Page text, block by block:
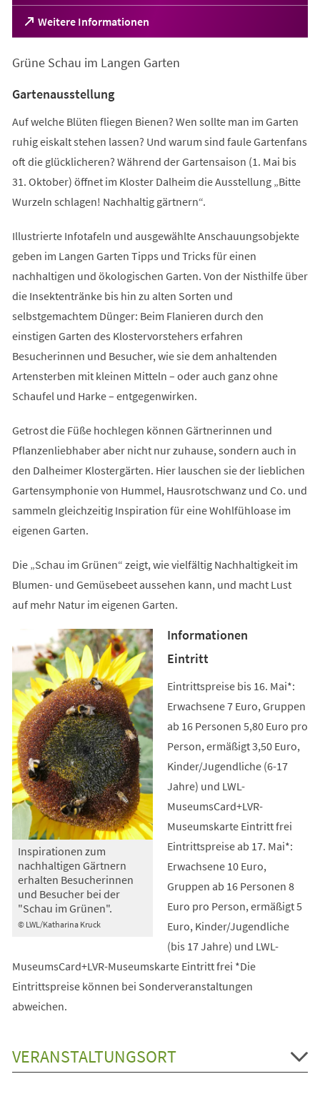
Weitere Informationen
(Öffnet
in
neuen
Grüne Schau im Langen Garten
Gartenausstellung
Auf welche Blüten fliegen Bienen? Wen sollte man im Garten
ruhig eiskalt stehen lassen? Und warum sind faule Gartenfans
oft die glücklicheren? Während der Gartensaison (1. Mai bis
31. Oktober) öffnet im Kloster Dalheim die Ausstellung „Bitte
Wurzeln schlagen! Nachhaltig gärtnern“.
Illustrierte Infotafeln und ausgewählte Anschauungsobjekte
geben im Langen Garten Tipps und Tricks für einen
nachhaltigen und ökologischen Garten. Von der Nisthilfe über
die Insektentränke bis hin zu alten Sorten und
selbstgemachtem Dünger: Beim Flanieren durch den
einstigen Garten des Klostervorstehers erfahren
Besucherinnen und Besucher, wie sie dem anhaltenden
Artensterben mit kleinen Mitteln – oder auch ganz ohne
Schaufel und Harke – entgegenwirken.
Getrost die Füße hochlegen können Gärtnerinnen und
Pflanzenliebhaber aber nicht nur zuhause, sondern auch in
den Dalheimer Klostergärten. Hier lauschen sie der lieblichen
Gartensymphonie von Hummel, Hausrotschwanz und Co. und
sammeln gleichzeitig Inspiration für eine Wohlfühloase im
eigenen Garten.
Die „Schau im Grünen“ zeigt, wie vielfältig Nachhaltigkeit im
Blumen- und Gemüsebeet aussehen kann, und macht Lust
auf mehr Natur im eigenen Garten.
© LWL/Katharina Kruck
Inspirationen zum
nachhaltigen Gärtnern
erhalten Besucherinnen
und Besucher bei der
"Schau im Grünen".
Informationen
Eintritt
Eintrittspreise bis 16. Mai*:
Erwachsene 7 Euro, Gruppen
ab 16 Personen 5,80 Euro pro
Person, ermäßigt 3,50 Euro,
Kinder/Jugendliche (6-17
Jahre) und LWL-
MuseumsCard+LVR-
Museumskarte Eintritt frei
Eintrittspreise ab 17. Mai*:
Erwachsene 10 Euro,
Gruppen ab 16 Personen 8
Euro pro Person, ermäßigt 5
Euro, Kinder/Jugendliche
(bis 17 Jahre) und LWL-
MuseumsCard+LVR-Museumskarte Eintritt frei *Die
Eintrittspreise können bei Sonderveranstaltungen
abweichen.
VERANSTALTUNGSORT